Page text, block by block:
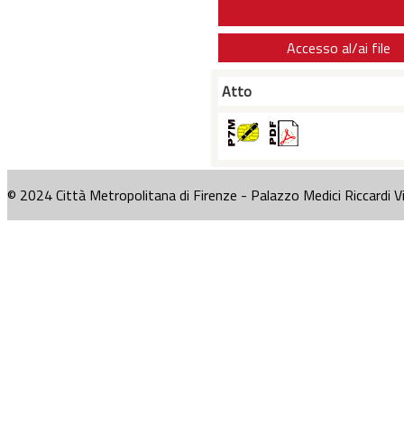
Accesso al/ai file
Atto
© 2024 Città Metropolitana di Firenze - Palazzo Medici Riccardi